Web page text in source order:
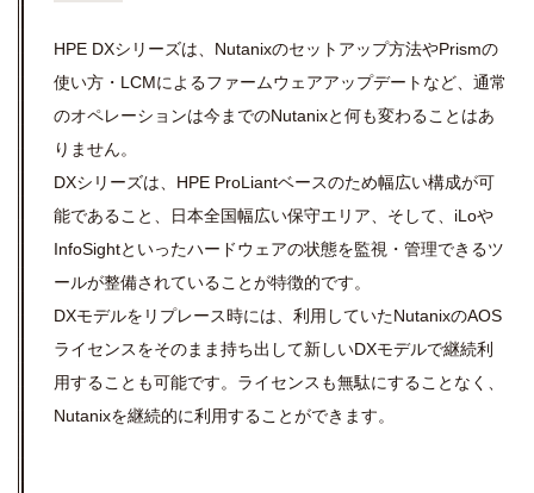
HPE DXシリーズは、Nutanixのセットアップ方法やPrismの
使い方・LCMによるファームウェアアップデートなど、通常
のオペレーションは今までのNutanixと何も変わることはあ
りません。
DXシリーズは、HPE ProLiantベースのため幅広い構成が可
能であること、日本全国幅広い保守エリア、そして、iLoや
InfoSightといったハードウェアの状態を監視・管理できるツ
ールが整備されていることが特徴的です。
DXモデルをリプレース時には、利用していたNutanixのAOS
ライセンスをそのまま持ち出して新しいDXモデルで継続利
用することも可能です。ライセンスも無駄にすることなく、
Nutanixを継続的に利用することができます。